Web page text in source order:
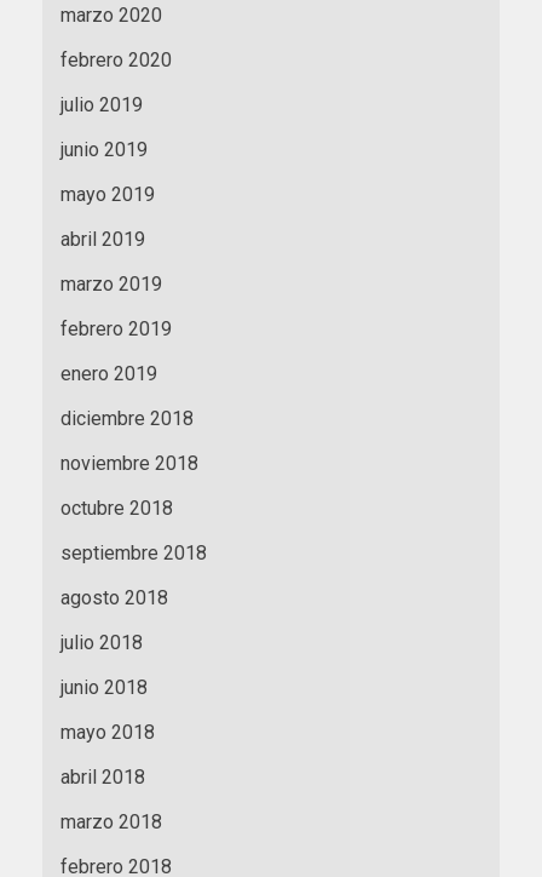
marzo 2020
febrero 2020
julio 2019
junio 2019
mayo 2019
abril 2019
marzo 2019
febrero 2019
enero 2019
diciembre 2018
noviembre 2018
octubre 2018
septiembre 2018
agosto 2018
julio 2018
junio 2018
mayo 2018
abril 2018
marzo 2018
febrero 2018